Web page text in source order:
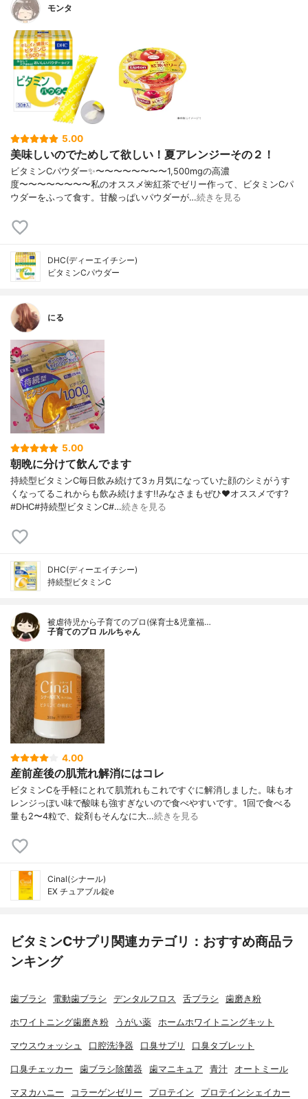
モンタ
5.00
美味しいのでためして欲しい！夏アレンジーその２！
ビタミンCパウダー✨〜〜〜〜〜〜〜〜1,500mgの高濃
度〜〜〜〜〜〜〜〜私のオススメ🌺紅茶でゼリー作って、ビタミンCパ
ウダーをふって食す。甘酸っぱいパウダーが…続きを見る
DHC(ディーエイチシー)
ビタミンCパウダー
にる
5.00
朝晩に分けて飲んでます
持続型ビタミンC毎日飲み続けて3ヵ月気になっていた顔のシミがうす
くなってるこれからも飲み続けます!!みなさまもぜひ❤️オススメです?
#DHC#持続型ビタミンC#…続きを見る
DHC(ディーエイチシー)
持続型ビタミンC
被虐待児から子育てのプロ(保育士&児童福…
子育てのプロ ルルちゃん
4.00
産前産後の肌荒れ解消にはコレ
ビタミンCを手軽にとれて肌荒れもこれですぐに解消しました。味もオ
レンジっぽい味で酸味も強すぎないので食べやすいです。1回で食べる
量も2〜4粒で、錠剤もそんなに大…続きを見る
Cinal(シナール)
EX チュアブル錠e
ビタミンCサプリ関連カテゴリ：おすすめ商品ラ
ンキング
歯ブラシ 電動歯ブラシ デンタルフロス 舌ブラシ 歯磨き粉
ホワイトニング歯磨き粉 うがい薬 ホームホワイトニングキット
マウスウォッシュ 口腔洗浄器 口臭サプリ 口臭タブレット
口臭チェッカー 歯ブラシ除菌器 歯マニキュア 青汁 オートミール
マヌカハニー コラーゲンゼリー プロテイン プロテインシェイカー